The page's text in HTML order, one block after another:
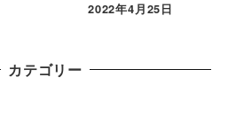
2022年4月25日
カテゴリー